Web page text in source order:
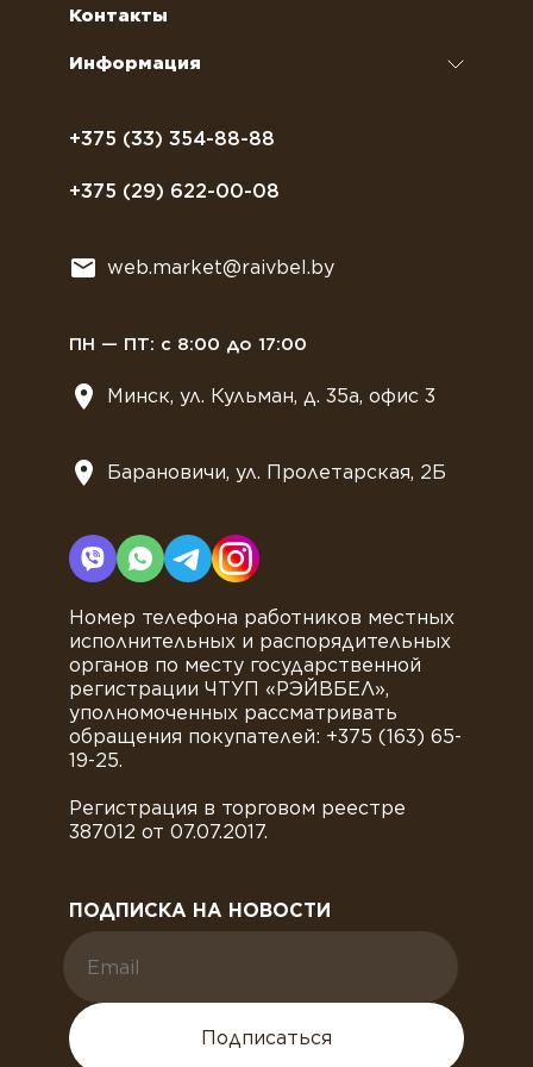
+375 (33) 354-88-88
+375 (29) 622-00-08
web.market@raivbel.by
ПН — ПТ: с 8:00 до 17:00
Минск, ул. Кульман, д. 35а, офис 3
Барановичи, ул. Пролетарская, 2Б
Номер телефона работников местных
исполнительных и распорядительных
органов по месту государственной
регистрации ЧТУП «РЭЙВБЕЛ»,
уполномоченных рассматривать
обращения покупателей: +375 (163) 65-
19-25.
Регистрация в торговом реестре
387012 от 07.07.2017.
ПОДПИСКА НА НОВОСТИ
Подписаться
Курсы бариста
Условия доставки
Контакты
Информация
Договор оферты